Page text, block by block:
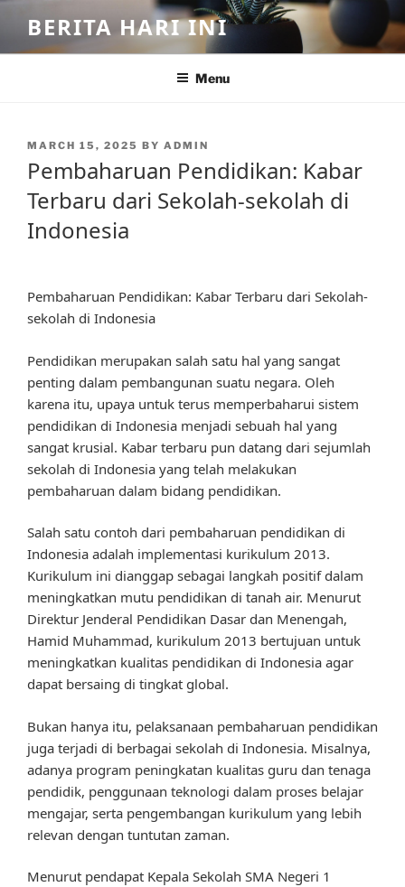
content
BERITA HARI INI
Menu
POSTED
MARCH 15, 2025 BY ADMIN
Pembaharuan Pendidikan: Kabar
Terbaru dari Sekolah-sekolah di
Indonesia
Pembaharuan Pendidikan: Kabar Terbaru dari Sekolah-
sekolah di Indonesia
Pendidikan merupakan salah satu hal yang sangat
penting dalam pembangunan suatu negara. Oleh
karena itu, upaya untuk terus memperbaharui sistem
pendidikan di Indonesia menjadi sebuah hal yang
sangat krusial. Kabar terbaru pun datang dari sejumlah
sekolah di Indonesia yang telah melakukan
pembaharuan dalam bidang pendidikan.
Salah satu contoh dari pembaharuan pendidikan di
Indonesia adalah implementasi kurikulum 2013.
Kurikulum ini dianggap sebagai langkah positif dalam
meningkatkan mutu pendidikan di tanah air. Menurut
Direktur Jenderal Pendidikan Dasar dan Menengah,
Hamid Muhammad, kurikulum 2013 bertujuan untuk
meningkatkan kualitas pendidikan di Indonesia agar
dapat bersaing di tingkat global.
Bukan hanya itu, pelaksanaan pembaharuan pendidikan
juga terjadi di berbagai sekolah di Indonesia. Misalnya,
adanya program peningkatan kualitas guru dan tenaga
pendidik, penggunaan teknologi dalam proses belajar
mengajar, serta pengembangan kurikulum yang lebih
relevan dengan tuntutan zaman.
Menurut pendapat Kepala Sekolah SMA Negeri 1